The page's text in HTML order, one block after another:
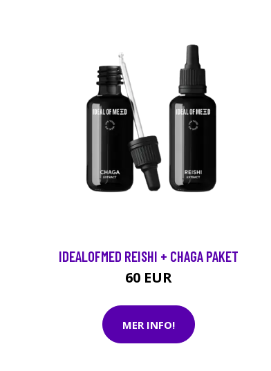
IDEALOFMED REISHI + CHAGA PAKET
60 EUR
MER INFO!